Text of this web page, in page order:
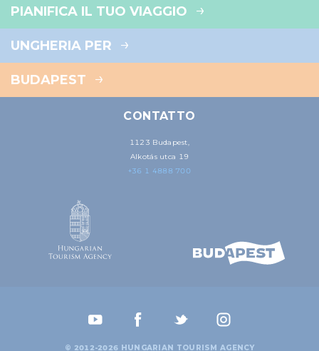
PIANIFICA IL TUO VIAGGIO
UNGHERIA PER
BUDAPEST
CONTATTO
1123 Budapest,
Alkotás utca 19
+36 1 4888 700
© 2012-2026 HUNGARIAN TOURISM AGENCY